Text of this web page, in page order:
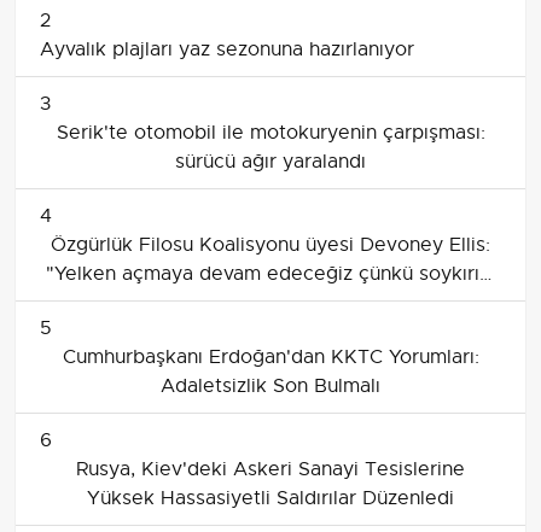
2
Ayvalık plajları yaz sezonuna hazırlanıyor
3
Serik'te otomobil ile motokuryenin çarpışması:
sürücü ağır yaralandı
4
Özgürlük Filosu Koalisyonu üyesi Devoney Ellis:
"Yelken açmaya devam edeceğiz çünkü soykırım
sona ermeli"
5
Cumhurbaşkanı Erdoğan'dan KKTC Yorumları:
Adaletsizlik Son Bulmalı
6
Rusya, Kiev'deki Askeri Sanayi Tesislerine
Yüksek Hassasiyetli Saldırılar Düzenledi